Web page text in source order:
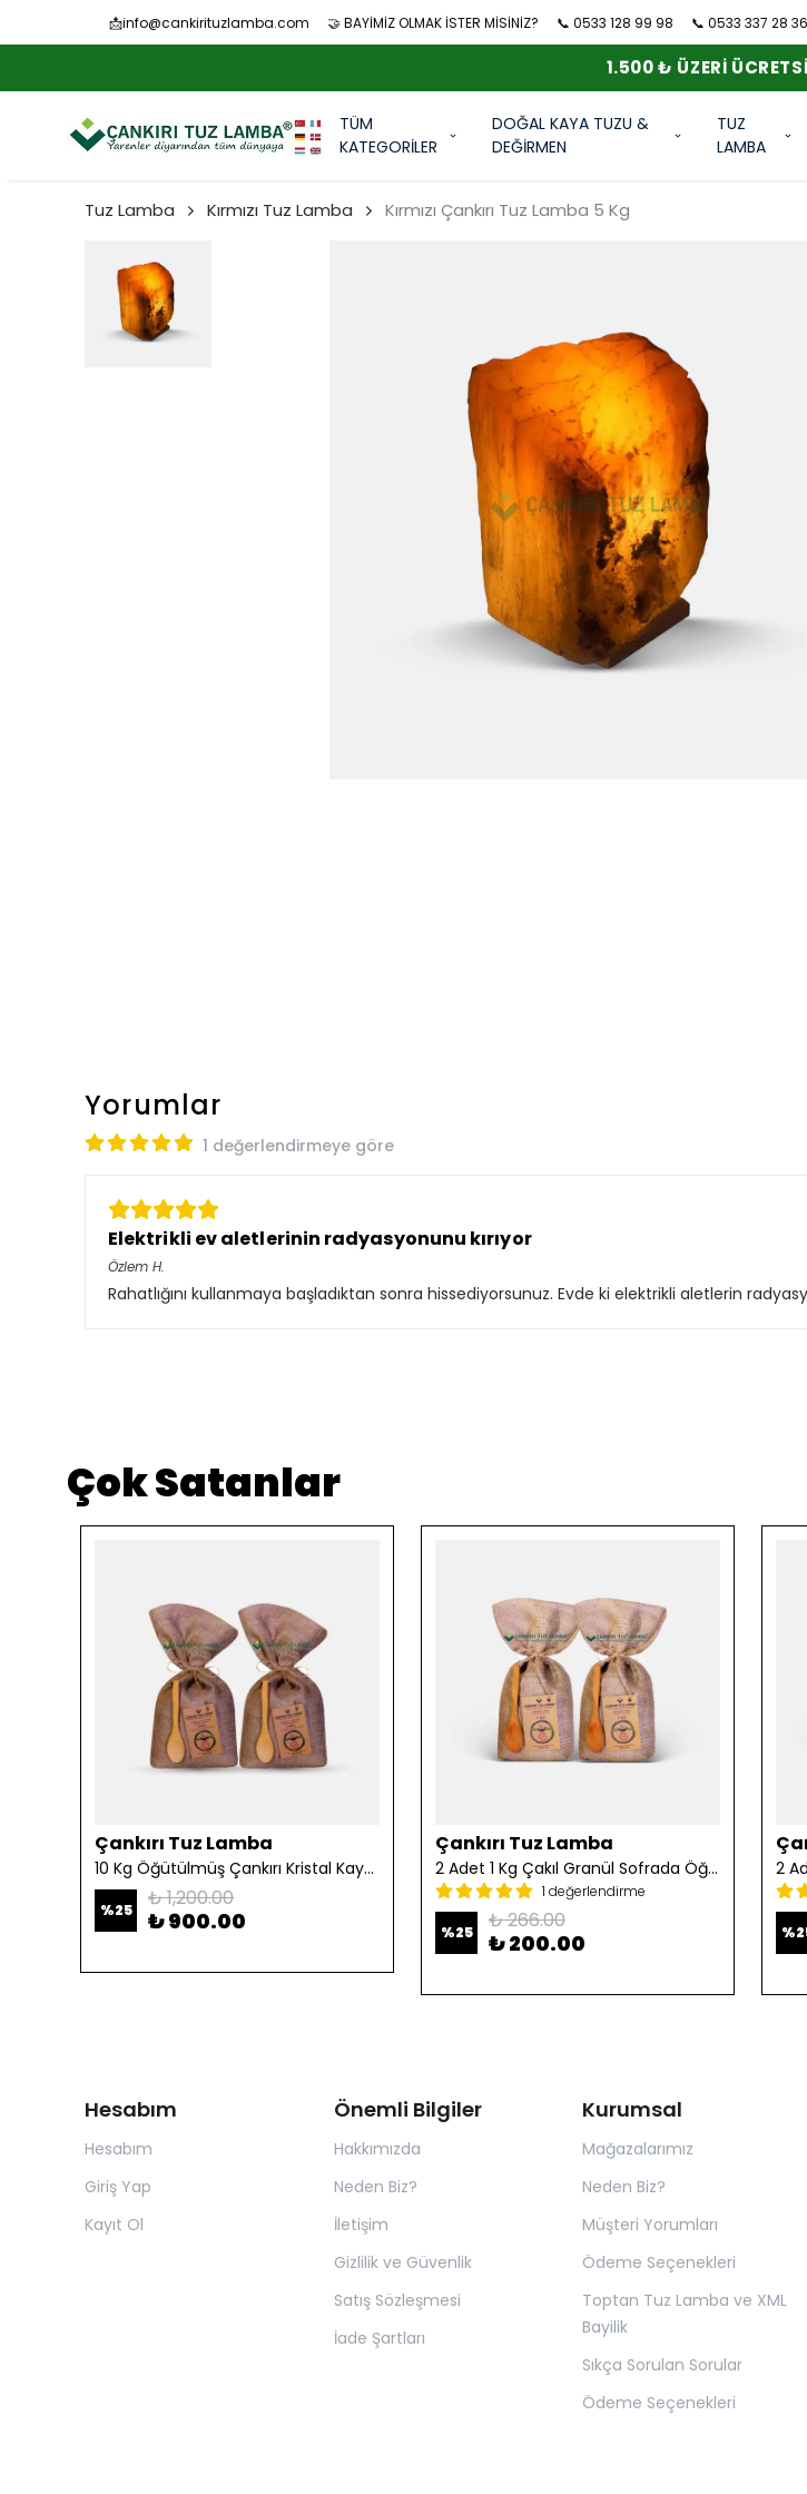
📩info@cankirituzlamba.com 🤝 BAYİMİZ OLMAK İSTER MİSİNİZ? 📞 0533 128 99 98 📞 0533 337 28 36
1.500 ₺ ÜZERI
TÜM
KATEGORİLER
DOĞAL KAYA TUZU &
DEĞİRMEN
TUZ
LAMBA
Tuz Lamba Kırmızı Tuz Lamba Kırmızı Çankırı Tuz Lamba 5 Kg
Yorumlar
1 değerlendirmeye göre
Elektrikli ev aletlerinin radyasyonunu kırıyor
Özlem H.
Rahatlığını kullanmaya başladıktan sonra hissediyorsunuz. Evde ki elektrikli aletlerin
Çok Satanlar
Çankırı Tuz Lamba
10 Kg Öğütülmüş Çankırı Kristal Kaya Tuzu
%25 ₺ 1,200.00
₺ 900.00
Çankırı Tuz Lamba
2 Adet 1 Kg Çakıl Granül Sofrada Öğütme Tuzu
1 değerlendirme
%25 ₺ 266.00
₺ 200.00 %
Hesabım
Hesabım
Giriş Yap
Kayıt Ol
Önemli Bilgiler
Hakkımızda
Neden Biz?
İletişim
Gizlilik ve Güvenlik
Satış Sözleşmesi
İade Şartları
Kurumsal
Mağazalarımız
Neden Biz?
Müşteri Yorumları
Ödeme Seçenekleri
Toptan Tuz Lamba ve XML
Bayilik
Sıkça Sorulan Sorular
Ödeme Seçenekleri